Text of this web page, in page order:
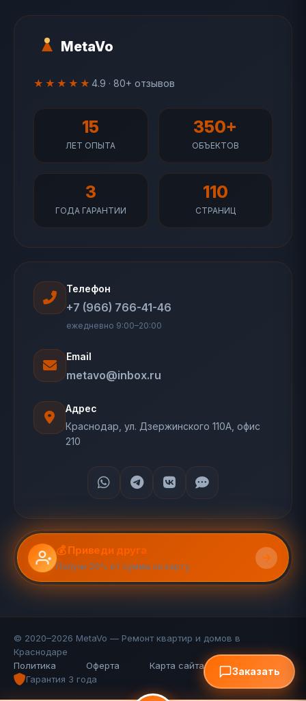
MetaVo
★★★★★ 4.9 · 80+ отзывов
15
ЛЕТ ОПЫТА
350+
ОБЪЕКТОВ
3
ГОДА ГАРАНТИИ
110
СТРАНИЦ
Телефон
+7 (966) 766-41-46
ежедневно 9:00–20:00
Email
metavo@inbox.ru
Адрес
Краснодар, ул. Дзержинского 110А, офис
210
💰 Приведи друга
Получи 20% от суммы на карту
© 2020–2026 MetaVo — Ремонт квартир и домов в
Краснодаре
Политика
Оферта Карта сайта (110 стр.)
FAQ
Гарантия 3 года
Заказать